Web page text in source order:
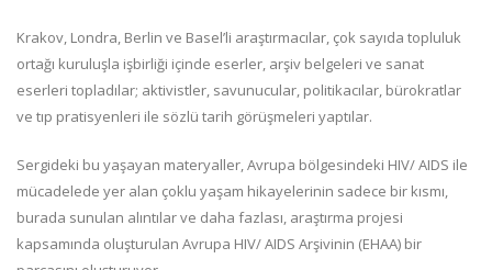
Krakov, Londra, Berlin ve Basel’li araştırmacılar, çok sayıda topluluk
ortağı kuruluşla işbirliği içinde eserler, arşiv belgeleri ve sanat
eserleri topladılar; aktivistler, savunucular, politikacılar, bürokratlar
ve tıp pratisyenleri ile sözlü tarih görüşmeleri yaptılar.
Sergideki bu yaşayan materyaller, Avrupa bölgesindeki HIV/ AIDS ile
mücadelede yer alan çoklu yaşam hikayelerinin sadece bir kısmı,
burada sunulan alıntılar ve daha fazlası, araştırma projesi
kapsamında oluşturulan Avrupa HIV/ AIDS Arşivinin (EHAA) bir